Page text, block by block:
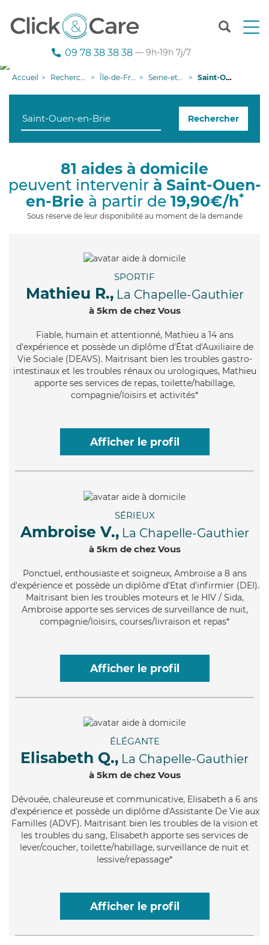
T
n
g
i
09 78 38 38 38 — 9h-19h 7j/7
Accueil Recherche aide à domicile Île-de-France Seine-et-Marne Saint-Ouen-en-Brie
Rechercher
81 aides à domicile
peuvent intervenir à Saint-Ouen-
en-Brie à partir de 19,90€/h*
Sous réserve de leur disponibilité au moment de la demande
SPORTIF
Mathieu R., La Chapelle-Gauthier
à 5km de chez Vous
Fiable, humain et attentionné, Mathieu a 14 ans
d'expérience et possède un diplôme d'État d'Auxiliaire de
Vie Sociale (DEAVS). Maitrisant bien les troubles gastro-
intestinaux et les troubles rénaux ou urologiques, Mathieu
apporte ses services de repas, toilette/habillage,
compagnie/loisirs et activités*
Afficher le profil
SÉRIEUX
Ambroise V., La Chapelle-Gauthier
à 5km de chez Vous
Ponctuel, enthousiaste et soigneux, Ambroise a 8 ans
d'expérience et possède un diplôme d'Etat d'infirmier (DEI).
Maitrisant bien les troubles moteurs et le HIV / Sida,
Ambroise apporte ses services de surveillance de nuit,
compagnie/loisirs, courses/livraison et repas*
Afficher le profil
ÉLÉGANTE
Elisabeth Q., La Chapelle-Gauthier
à 5km de chez Vous
Dévouée, chaleureuse et communicative, Elisabeth a 6 ans
d'expérience et possède un diplôme d'Assistante De Vie aux
Familles (ADVF). Maitrisant bien les troubles de la vision et
les troubles du sang, Elisabeth apporte ses services de
lever/coucher, toilette/habillage, surveillance de nuit et
lessive/repassage*
Afficher le profil